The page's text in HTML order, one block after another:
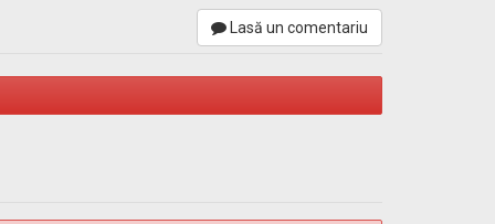
Lasă un comentariu